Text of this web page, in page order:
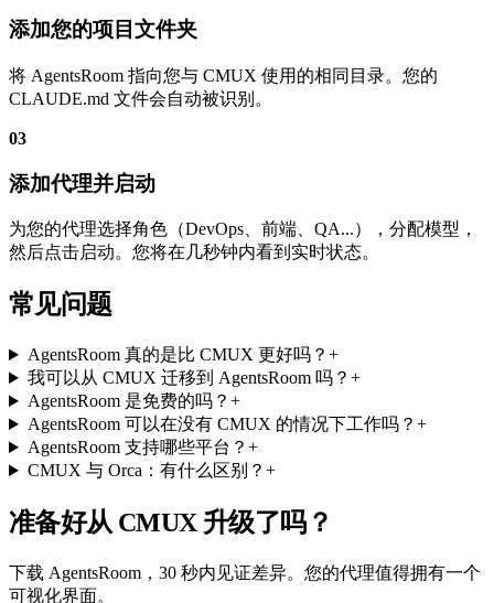
添加您的项目文件夹
将 AgentsRoom 指向您与 CMUX 使用的相同目录。您的
CLAUDE.md 文件会自动被识别。
03
添加代理并启动
为您的代理选择角色（DevOps、前端、QA...），分配模型，
然后点击启动。您将在几秒钟内看到实时状态。
常见问题
AgentsRoom 真的是比 CMUX 更好吗？ +
我可以从 CMUX 迁移到 AgentsRoom 吗？ +
AgentsRoom 是免费的吗？ +
AgentsRoom 可以在没有 CMUX 的情况下工作吗？ +
AgentsRoom 支持哪些平台？ +
CMUX 与 Orca：有什么区别？ +
准备好从 CMUX 升级了吗？
下载 AgentsRoom，30 秒内见证差异。您的代理值得拥有一个
可视化界面。